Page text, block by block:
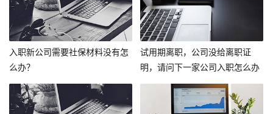
入职新公司需要社保材料没有怎
么办？
试用期离职，公司没给离职证
明，请问下一家公司入职怎么办
呢？